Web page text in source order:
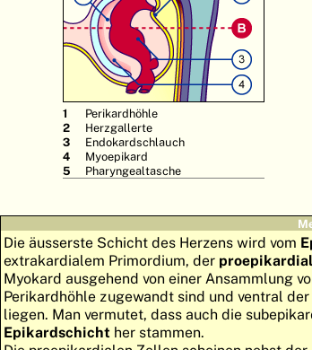
Perikardhöhle
Herzgallerte
Endokardschlauch
Myoepikard
Pharyngealtasche
Die äusserste Schicht des Herzens wird vom
extrakardialem Primordium, der
Myokard ausgehend von einer Ansammlung
Perikardhöhle zugewandt sind und ventral
liegen. Man vermutet, dass auch die
Epikardschicht her stammen.